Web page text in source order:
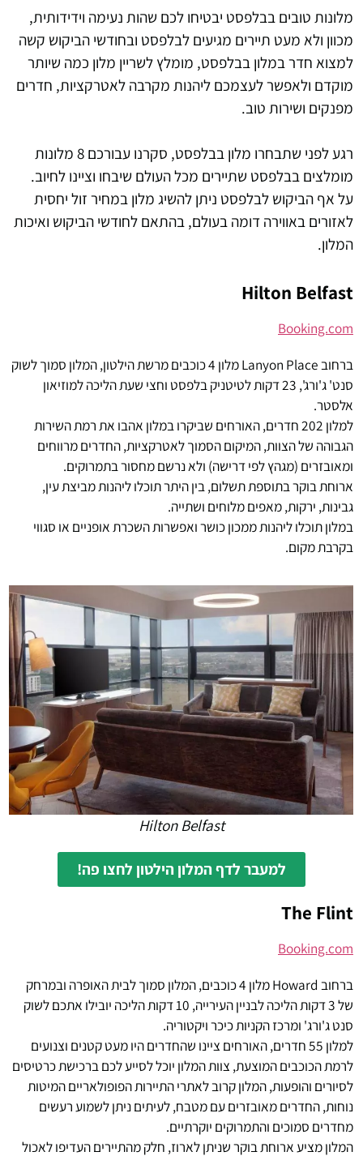
מלונות טובים בבלפסט יבטיחו לכם שהות נעימה וידידותית,
מכוון ולא מעט תיירים מגיעים לבלפסט ובחודשי הביקוש קשה
למצוא חדר במלון בבלפסט, מומלץ לשריין מלון כמה שיותר
מוקדם ולאפשר לעצמכם ליהנות מקרבה לאטרקציות, חדרים
מפנקים ושירות טוב.
רגע לפני שתבחרו מלון בבלפסט, סקרנו עבורכם 8 מלונות
מומלצים בבלפסט שתיירים מכל העולם שיבחו וציינו לחיוב.
על אף הביקוש לבלפסט ניתן להשיג מלון במחיר זול יחסית
לאזורים באווירה דומה בעולם, בהתאם לחודשי הביקוש ואיכות
המלון.
Hilton Belfast
Booking.com
ברחוב Lanyon Place מלון 4 כוכבים מרשת הילטון, המלון סמוך לשוק
סנט' ג'ורג', 23 דקות לטיטניק בלפסט וחצי שעת הליכה למוזיאון
אלסטר.
למלון 202 חדרים, האורחים שביקרו במלון אהבו את רמת השירות
הגבוהה של הצוות, המיקום הסמוך לאטרקציות, החדרים מרווחים
ומאובזרים (מגהץ לפי דרישה) ולא נרשם מחסור בתמרוקים.
ארוחת בוקר בתוספת תשלום, בין היתר תוכלו ליהנות מביצת עין,
גבינות, ירקות, מאפים מלוחים ושתייה.
במלון תוכלו ליהנות ממכון כושר ואפשרות השכרת אופניים או סגווי
בקרבת מקום.
Hilton Belfast
למעבר לדף המלון הילטון לחצו פה!
The Flint
Booking.com
ברחוב Howard מלון 4 כוכבים, המלון סמוך לבית האופרה ובמרחק
של 3 דקות הליכה לבניין העירייה, 10 דקות הליכה יובילו אתכם לשוק
סנט ג'ורג' ומרכז הקניות כיכר ויקטוריה.
למלון 55 חדרים, האורחים ציינו שהחדרים היו מעט קטנים וצנועים
לרמת הכוכבים המוצעת, צוות המלון יוכל לסייע לכם ברכישת כרטיסים
לסיורים והופעות, המלון קרוב לאתרי התיירות הפופולאריים המיטות
נוחות, החדרים מאובזרים עם מטבח, לעיתים ניתן לשמוע רעשים
מחדרים סמוכים והתמרוקים יוקרתיים.
המלון מציע ארוחת בוקר שניתן לארוז, חלק מהתיירים העדיפו לאכול